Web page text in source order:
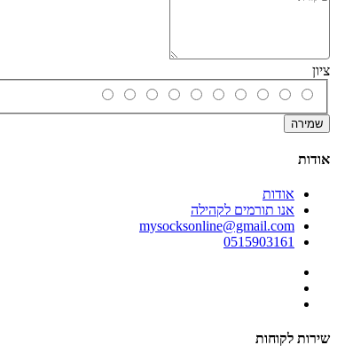
ציון
שמירה
אודות
אודות
אנו תורמים לקהילה
mysocksonline@gmail.com
0515903161
שירות לקוחות